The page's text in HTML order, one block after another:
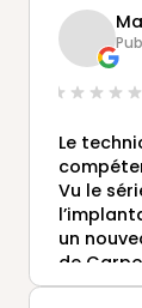
Le
Vu le
un
de
MME